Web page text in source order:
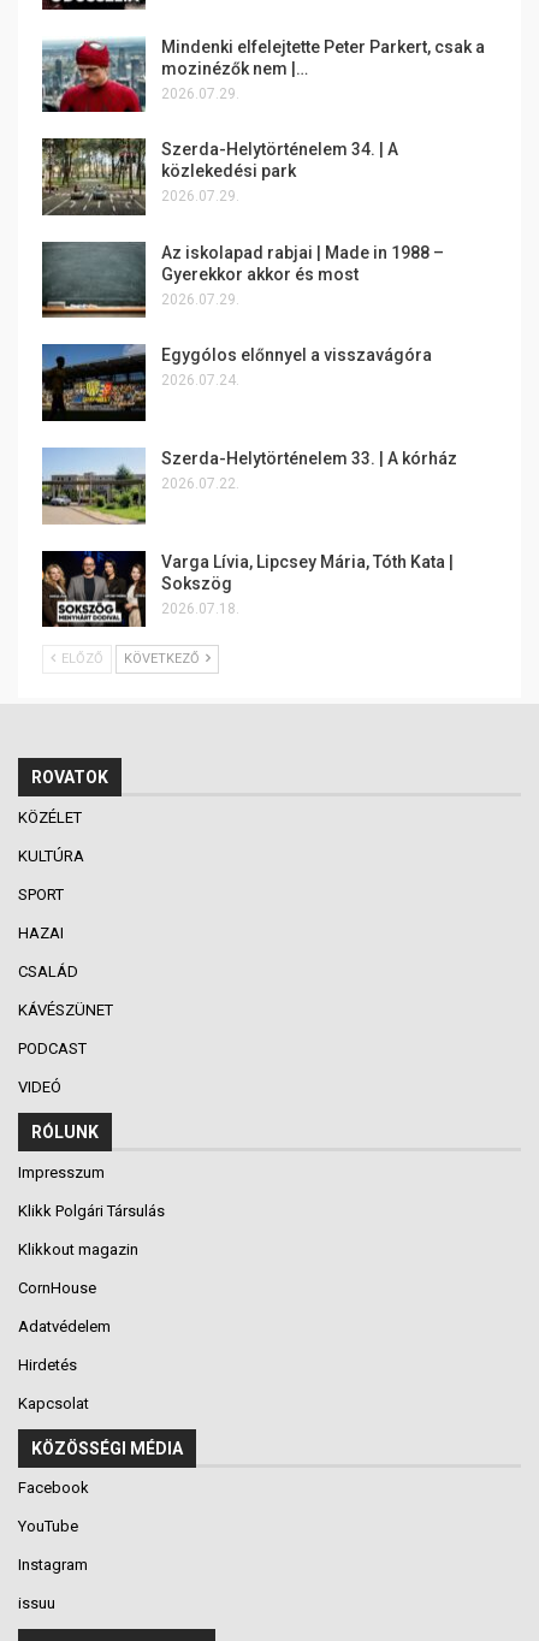
Mindenki elfelejtette Peter Parkert, csak a
mozinézők nem |…
2026.07.29.
Szerda-Helytörténelem 34. | A
közlekedési park
2026.07.29.
Az iskolapad rabjai | Made in 1988 –
Gyerekkor akkor és most
2026.07.29.
Egygólos előnnyel a visszavágóra
2026.07.24.
Szerda-Helytörténelem 33. | A kórház
2026.07.22.
Varga Lívia, Lipcsey Mária, Tóth Kata |
Sokszög
2026.07.18.
ELŐZŐ KÖVETKEZŐ
ROVATOK
KÖZÉLET
KULTÚRA
SPORT
HAZAI
CSALÁD
KÁVÉSZÜNET
PODCAST
VIDEÓ
RÓLUNK
Impresszum
Klikk Polgári Társulás
Klikkout magazin
CornHouse
Adatvédelem
Hirdetés
Kapcsolat
KÖZÖSSÉGI MÉDIA
Facebook
YouTube
Instagram
issuu